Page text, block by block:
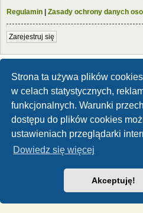
Strona ta używa plików
w celach statystycznych,
funkcjonalnych. Warunki
dostępu do plików cookies
ustawieniach przeglądarki
Dowiedz się więcej
Akceptuję!
Regulamin | Zasady ochrony danych
Zarejestruj się
Dinozaury.com©
Technologię dostarczaphpBB®
Zasady ochrony danych